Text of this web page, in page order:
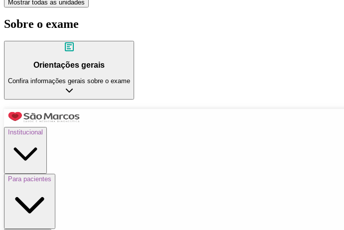
Mostrar todas as unidades
Sobre o exame
Orientações gerais
Confira informações gerais sobre o exame
Institucional
Para pacientes